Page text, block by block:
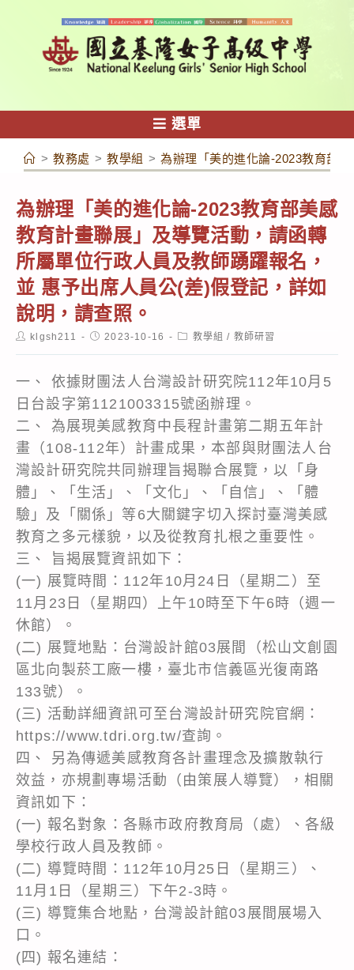
容
選單
> 教務處 > 教學組 > 為辦理「美的進化論-2023教育部
為辦理「美的進化論-2023教育部美感
教育計畫聯展」及導覽活動，請函轉
所屬單位行政人員及教師踴躍報名，
並 惠予出席人員公(差)假登記，詳如
說明，請查照。
Postklgsh211
Post2023-10-16
Post教學組 / 教師研習
一、 依據財團法人台灣設計研究院112年10月5
日台設字第1121003315號函辦理。
二、 為展現美感教育中長程計畫第二期五年計
畫（108-112年）計畫成果，本部與財團法人台
灣設計研究院共同辦理旨揭聯合展覽，以「身
體」、「生活」、「文化」、「自信」、「體
驗」及「關係」等6大關鍵字切入探討臺灣美感
教育之多元樣貌，以及從教育扎根之重要性。
三、 旨揭展覽資訊如下：
(一) 展覽時間：112年10月24日（星期二）至
11月23日（星期四）上午10時至下午6時（週一
休館）。
(二) 展覽地點：台灣設計館03展間（松山文創園
區北向製菸工廠一樓，臺北市信義區光復南路
133號）。
(三) 活動詳細資訊可至台灣設計研究院官網：
https://www.tdri.org.tw/查詢。
四、 另為傳遞美感教育各計畫理念及擴散執行
效益，亦規劃專場活動（由策展人導覽），相關
資訊如下：
(一) 報名對象：各縣市政府教育局（處）、各級
學校行政人員及教師。
(二) 導覽時間：112年10月25日（星期三）、
11月1日（星期三）下午2-3時。
(三) 導覽集合地點，台灣設計館03展間展場入
口。
(四) 報名連結：